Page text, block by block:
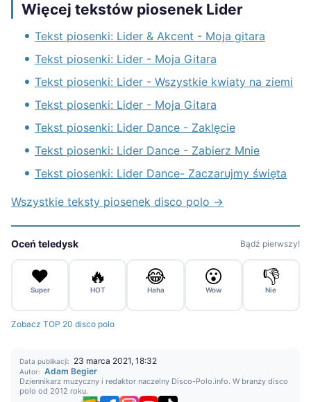
Więcej tekstów piosenek Lider
Tekst piosenki: Lider & Akcent - Moja gitara
Tekst piosenki: Lider - Moja Gitara
Tekst piosenki: Lider - Wszystkie kwiaty na ziemi
Tekst piosenki: Lider - Moja Gitara
Tekst piosenki: Lider Dance - Zaklęcie
Tekst piosenki: Lider Dance - Zabierz Mnie
Tekst piosenki: Lider Dance- Zaczarujmy święta
Wszystkie teksty piosenek disco polo →
Oceń teledysk Bądź pierwszy!
❤️
Super
🔥
HOT
😂
Haha
😮
Wow
👎
Nie
Zobacz TOP 20 disco polo
Data publikacji: 23 marca 2021, 18:32
Autor: Adam Begier
Dziennikarz muzyczny i redaktor naczelny Disco-Polo.info. W branży disco
polo od 2012 roku.